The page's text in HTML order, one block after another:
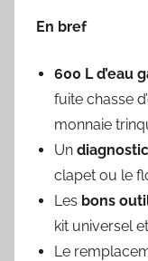
En bref
600 L d’eau
fuite chasse
monnaie
Un
clapet ou le
Les bons
kit universel
Le